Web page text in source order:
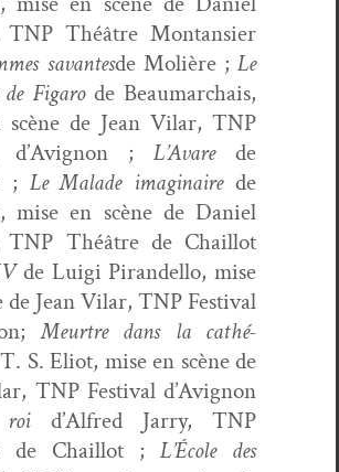
TNP Théâtre Mon­tan­si­er
savantesde Molière ;Le
Figaro de Beau­mar­chais,
scène de Jean Vilar, TNP
d’Avignon ; L’Avare de
; Le Malade imag­i­nairede
mise en scène de Daniel
TNP Théâtre de Chail­lot
de Lui­gi Piran­del­lo, mise
de Jean Vilar, TNP Fes­ti­val
Meurtre dans la cathé­
S. Eliot, mise en scène de
TNP Fes­ti­val d’Avignon
roi d’Alfred Jar­ry, TNP
de Chail­lot ; L’École des